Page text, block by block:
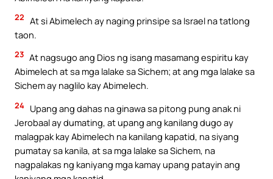
22 At si Abimelech ay naging prinsipe sa Israel na tatlong
taon.
23 At nagsugo ang Dios ng isang masamang espiritu kay
Abimelech at sa mga lalake sa Sichem; at ang mga lalake sa
Sichem ay naglilo kay Abimelech.
24 Upang ang dahas na ginawa sa pitong pung anak ni
Jerobaal ay dumating, at upang ang kanilang dugo ay
malagpak kay Abimelech na kanilang kapatid, na siyang
pumatay sa kanila, at sa mga lalake sa Sichem, na
nagpalakas ng kaniyang mga kamay upang patayin ang